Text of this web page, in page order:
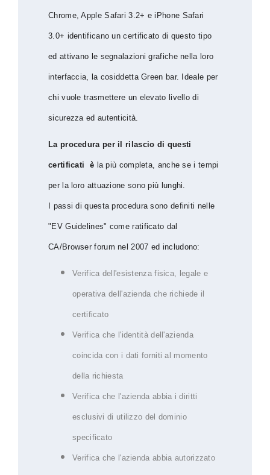
Chrome, Apple Safari 3.2+ e iPhone Safari
3.0+ identificano un certificato di questo tipo
ed attivano le segnalazioni grafiche nella loro
interfaccia, la cosiddetta Green bar. Ideale per
chi vuole trasmettere un elevato livello di
sicurezza ed autenticità.
La procedura per il rilascio di questi
certificati è la più completa, anche se i tempi
per la loro attuazione sono più lunghi.
I passi di questa procedura sono definiti nelle
"EV Guidelines" come ratificato dal
CA/Browser forum nel 2007 ed includono:
Verifica dell'esistenza fisica, legale e
operativa dell'azienda che richiede il
certificato
Verifica che l'identità dell'azienda
coincida con i dati forniti al momento
della richiesta
Verifica che l'azienda abbia i diritti
esclusivi di utilizzo del dominio
specificato
Verifica che l'azienda abbia autorizzato